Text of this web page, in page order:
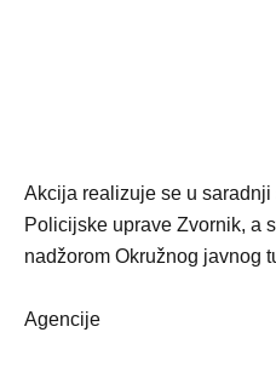
Akcija realizuje se u
Policijske uprave Zvornik, a
nadžorom Okružnog javnog
Agencije